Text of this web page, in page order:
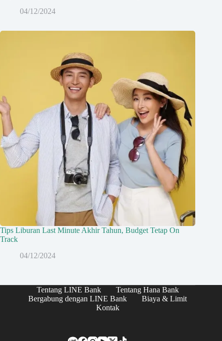
04/12/2024
Tips Liburan Last Minute Akhir Tahun, Budget Tetap On
Track
04/12/2024
Tentang LINE Bank
Tentang Hana Bank
Bergabung dengan LINE Bank
Biaya & Limit
Kontak